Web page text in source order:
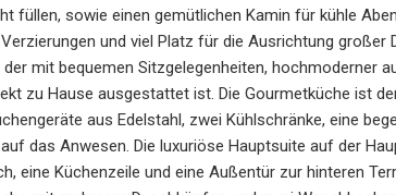
füllen, sowie einen gemütlichen Kamin für kühle
und viel Platz für die Ausrichtung
mit bequemen Sitzgelegenheiten, hochmoderner
zu Hause ausgestattet ist. Die Gourmetküche ist
aus Edelstahl, zwei Kühlschränke, eine
das Anwesen. Die luxuriöse Hauptsuite auf der
eine Küchenzeile und eine Außentür zur hinteren